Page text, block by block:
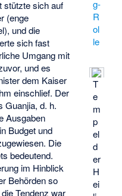
g-
R
ol
le
T
e
m
p
el
d
er
H
ei
stützte sich auf
(enge
und die
sich fast
Umgang mit
und es
dem Kaiser
einschlief. Der
Guanjia, d. h.
Ausgaben
Budget und
Die
bedeutend.
im Hinblick
Behörden so
Tendenz war